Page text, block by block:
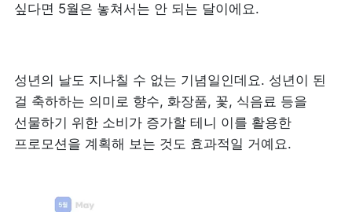
싶다면 5월은 놓쳐서는 안 되는 달이에요.
성년의 날도 지나칠 수 없는 기념일인데요. 성년이 된
걸 축하하는 의미로 향수, 화장품, 꽃, 식음료 등을
선물하기 위한 소비가 증가할 테니 이를 활용한
프로모션을 계획해 보는 것도 효과적일 거예요.